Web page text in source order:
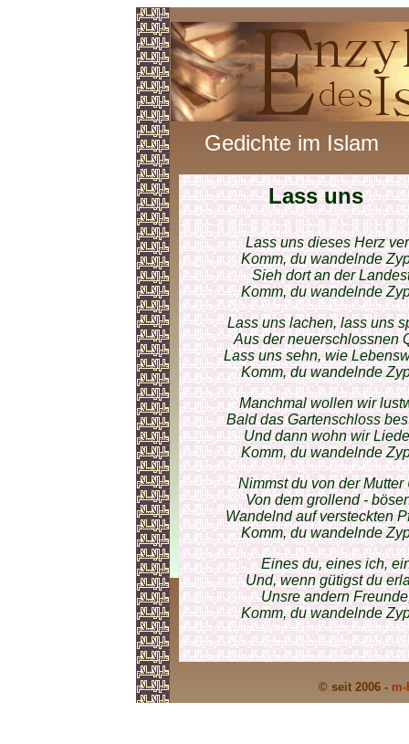
Gedichte im Islam
Lass uns
Lass uns dieses Herz
Komm, du wandelnde
Sieh dort an der
Komm, du wandelnde
Lass uns lachen, lass uns
Aus der neuerschlossnen
Lass uns sehn, wie
Komm, du wandelnde
Manchmal wollen wir
Bald das Gartenschloss
Und dann wohn wir
Komm, du wandelnde
Nimmst du von der
Von dem grollend -
Wandelnd auf versteckten
Komm, du wandelnde
Eines du, eines ich,
Und, wenn gütigst du
Unsre andern
Komm, du wandelnde
© seit 2006 -